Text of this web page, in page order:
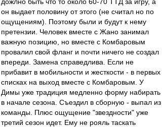
он выдает половину от этого (не считал но по
ощущениям). Поэтому были и будут к нему
претензии. Человек вместе с Жано занимал
важную позицию, но вместе с Комбаровым
провалил свой фланг и почти ничего не создал
впереди. Замена справедлива. Если не
прибавит в мобильности и жесткости - в первых
списках на выход вместе с Комбаровым. У
Димы уже традиция медленно форму набирать
в начале сезона. Съездил в сборную - выпал из
команды. Плюс ощущение "звездности" уже
третий сезон идет. Ему не рояль таскать